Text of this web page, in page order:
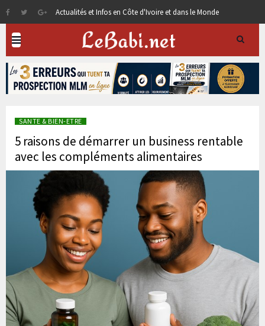
Actualités et Infos en Côte d'Ivoire et dans le Monde
SANTE & BIEN-ETRE
5 raisons de démarrer un business rentable
avec les compléments alimentaires